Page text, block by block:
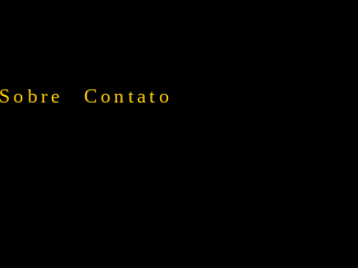
Sobre Contato